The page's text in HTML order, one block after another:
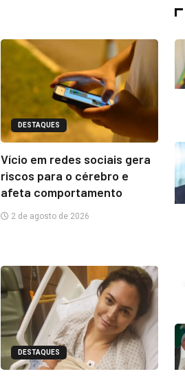
DESTAQUES
Vício em redes sociais gera
riscos para o cérebro e
afeta comportamento
2 de agosto de 2026
DESTAQUES